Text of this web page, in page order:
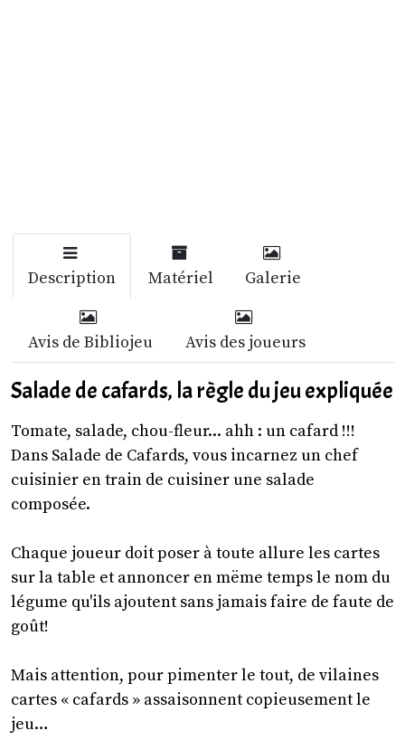
Description Matériel Galerie
Avis de Bibliojeu Avis des joueurs
Salade de cafards, la règle du jeu expliquée
Tomate, salade, chou-fleur... ahh : un cafard !!!
Dans Salade de Cafards, vous incarnez un chef
cuisinier en train de cuisiner une salade
composée.
Chaque joueur doit poser à toute allure les cartes
sur la table et annoncer en mëme temps le nom du
légume qu'ils ajoutent sans jamais faire de faute de
goût!
Mais attention, pour pimenter le tout, de vilaines
cartes « cafards » assaisonnent copieusement le
jeu…